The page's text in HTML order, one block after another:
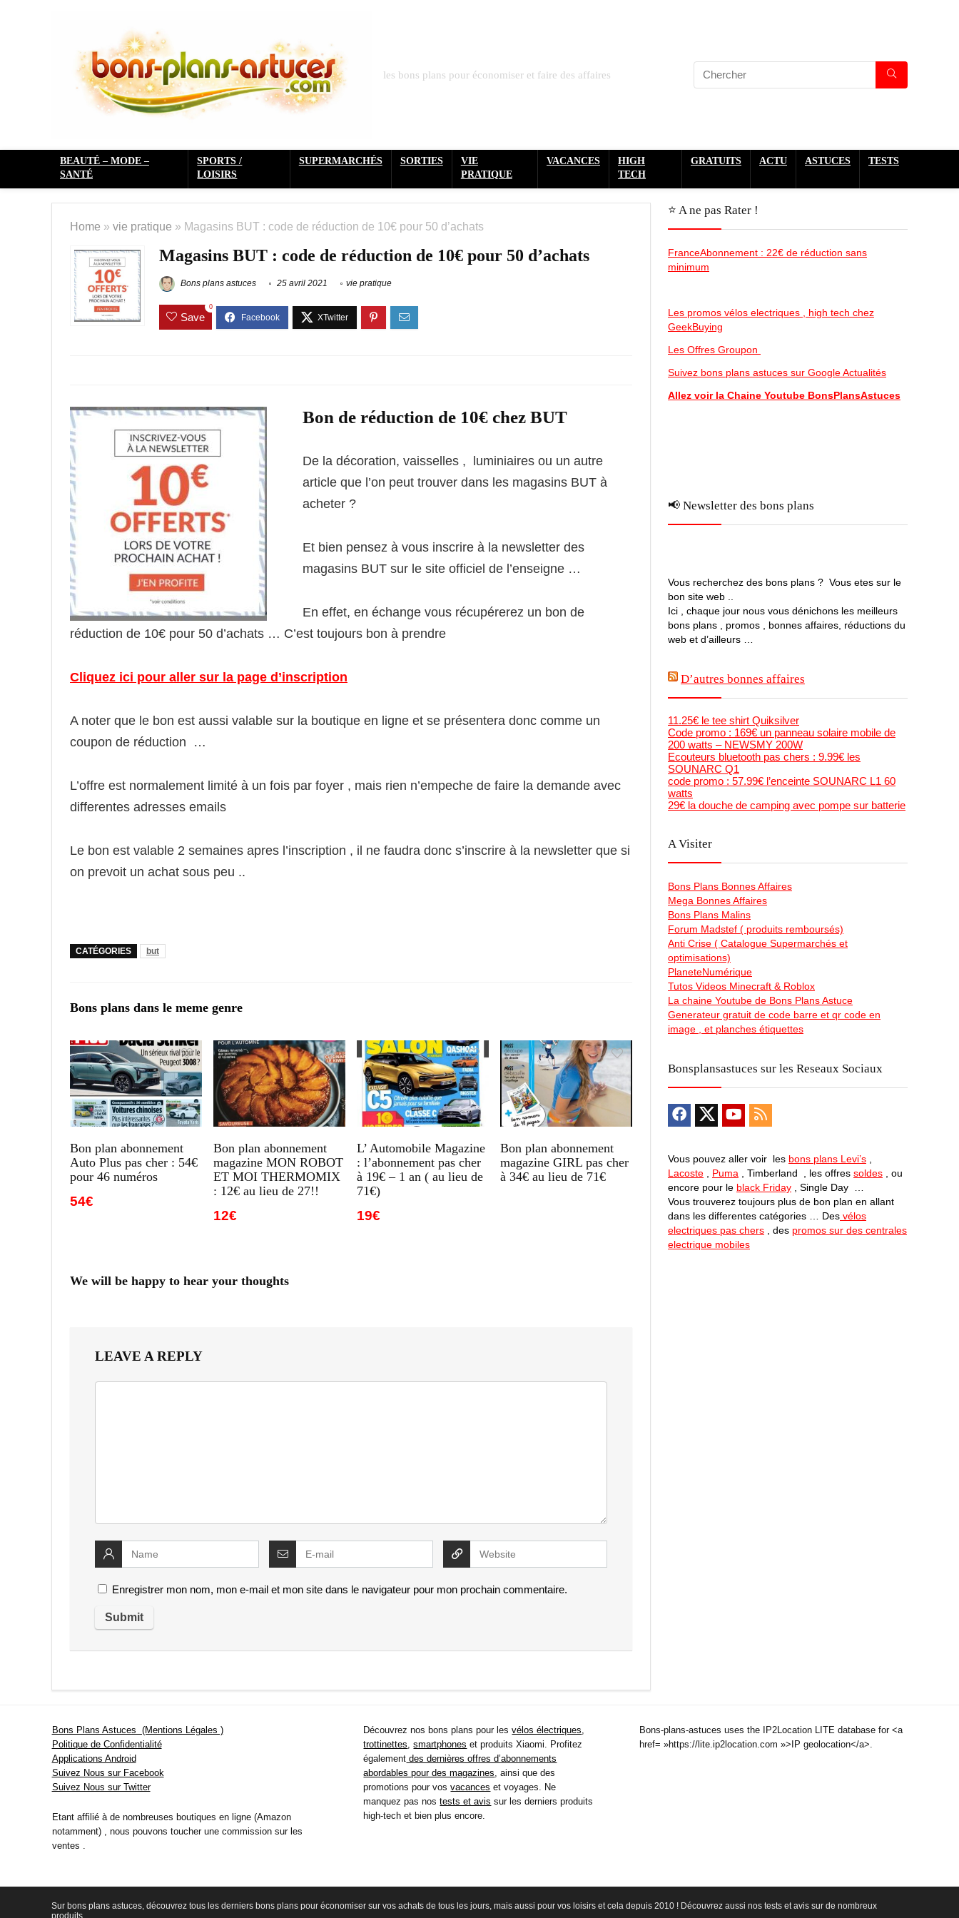
les bons plans pour économiser et faire des affaires
BEAUTÉ – MODE –
SANTÉ
SPORTS /
LOISIRS
SUPERMARCHÉS SORTIES
VIE
PRATIQUE
VACANCES
HIGH
TECH
GRATUITS ACTU ASTUCES TESTS
Home » vie pratique » Magasins BUT : code de réduction de 10€ pour 50 d’achats
Magasins BUT : code de réduction de 10€ pour 50 d’achats
Bons plans astuces 25 avril 2021 vie pratique
Save
0
Bon de réduction de 10€ chez BUT
De la décoration, vaisselles , luminiaires ou un autre
article que l’on peut trouver dans les magasins BUT à
acheter ?
Et bien pensez à vous inscrire à la newsletter des
magasins BUT sur le site officiel de l’enseigne …
En effet, en échange vous récupérerez un bon de
réduction de 10€ pour 50 d’achats … C’est toujours bon à prendre
Cliquez ici pour aller sur la page d’inscription
A noter que le bon est aussi valable sur la boutique en ligne et se présentera donc comme un
coupon de réduction …
L’offre est normalement limité à un fois par foyer , mais rien n’empeche de faire la demande avec
differentes adresses emails
Le bon est valable 2 semaines apres l’inscription , il ne faudra donc s’inscrire à la newsletter que si
on prevoit un achat sous peu ..
CATÉGORIES but
Bons plans dans le meme genre
Bon plan abonnement
Auto Plus pas cher : 54€
pour 46 numéros
54€
Bon plan abonnement
magazine MON ROBOT
ET MOI THERMOMIX
: 12€ au lieu de 27!!
12€
L’ Automobile Magazine
: l’abonnement pas cher
à 19€ – 1 an ( au lieu de
71€)
19€
Bon plan abonnement
magazine GIRL pas cher
à 34€ au lieu de 71€
We will be happy to hear your thoughts
LEAVE A REPLY
Enregistrer mon nom, mon e-mail et mon site dans le navigateur pour mon prochain commentaire.
⭐️ A ne pas Rater !
FranceAbonnement : 22€ de réduction sans
minimum
Les promos vélos electriques , high tech chez
GeekBuying
Les Offres Groupon
Suivez bons plans astuces sur Google Actualités
Allez voir la Chaine Youtube BonsPlansAstuces
📢 Newsletter des bons plans
Vous recherchez des bons plans ? Vous etes sur le
bon site web ..
Ici , chaque jour nous vous dénichons les meilleurs
bons plans , promos , bonnes affaires, réductions du
web et d’ailleurs …
D’autres bonnes affaires
11.25€ le tee shirt Quiksilver
Code promo : 169€ un panneau solaire mobile de
200 watts – NEWSMY 200W
Ecouteurs bluetooth pas chers : 9.99€ les
SOUNARC Q1
code promo : 57.99€ l’enceinte SOUNARC L1 60
watts
29€ la douche de camping avec pompe sur batterie
A Visiter
Bons Plans Bonnes Affaires
Mega Bonnes Affaires
Bons Plans Malins
Forum Madstef ( produits remboursés)
Anti Crise ( Catalogue Supermarchés et
optimisations)
PlaneteNumérique
Tutos Videos Minecraft & Roblox
La chaine Youtube de Bons Plans Astuce
Generateur gratuit de code barre et qr code en
image , et planches étiquettes
Bonsplansastuces sur les Reseaux Sociaux
Vous pouvez aller voir les bons plans Levi’s
Lacoste
Puma , Timberland , les offres soldes , ou
encore pour le black Friday , Single Day …
Vous trouverez toujours plus de bon plan en allant
dans les differentes catégories … Des vélos
electriques pas chers , des promos sur des centrales
electrique mobiles
Bons Plans Astuces (Mentions Légales )
Politique de Confidentialité
Applications Android
Suivez Nous sur Facebook
Suivez Nous sur Twitter
Etant affilié à de nombreuses boutiques en ligne (Amazon
notamment) , nous pouvons toucher une commission sur les
ventes .
Découvrez nos bons plans pour lesvélos électriques
trottinettes ,smartphones et produits Xiaomi. Profitez
également des dernières offres d’abonnements
abordables pour des magazines , ainsi que des
promotions pour vosvacances et voyages. Ne
manquez pas nostests et avis sur les derniers produits
high-tech et bien plus encore.
Bons-plans-astuces uses the IP2Location LITE database for <a
href= »https://lite.ip2location.com »>IP geolocation</a>.
Sur bons plans astuces, découvrez tous les derniers bons plans pour économiser sur vos achats de tous les jours, mais aussi pour vos loisirs et cela depuis 2010 ! Découvrez aussi nos tests et avis sur de nombreux
produits